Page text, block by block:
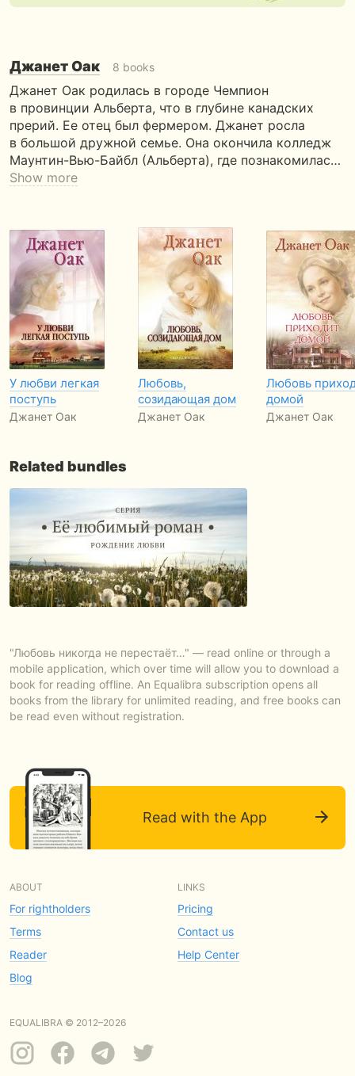
Джанет Оак 8 books
Джанет Оак родилась в городе Чемпион
в провинции Альберта, что в глубине канадских
прерий. Ее отец был фермером. Джанет росла
в большой дружной семье. Она окончила колледж
Маунтин-Вью-Байбл (Альберта), где познакомилас…
Show more
У любви легкая
поступь
Джанет Оак
Любовь,
созидающая дом
Джанет Оак
Любовь
домой
Джанет Оак
Related bundles
"Любовь никогда не перестаёт…" — read online or through a
mobile application, which over time will allow you to download a
book for reading offline. An Equalibra subscription opens all
books from the library for unlimited reading, and free books can
be read even without registration.
Read with the App
ABOUT
For rightholders
Terms
Reader
Blog
LINKS
Pricing
Contact us
Help Center
EQUALIBRA © 2012–2026